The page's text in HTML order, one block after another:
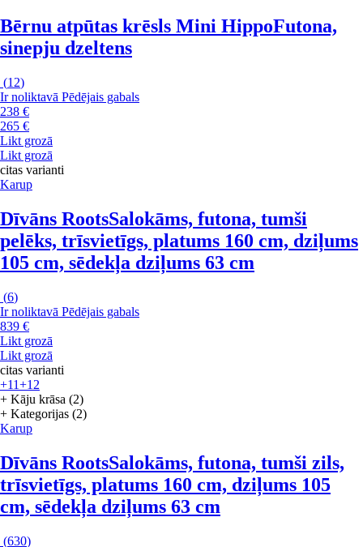
Bērnu atpūtas krēsls Mini HippoFutona,
sinepju dzeltens
(12)
Ir noliktavā Pēdējais gabals
238 €
265 €
Likt grozā
Likt grozā
citas varianti
Karup
Dīvāns RootsSalokāms, futona, tumši
pelēks, trīsvietīgs, platums 160 cm, dziļums
105 cm, sēdekļa dziļums 63 cm
(6)
Ir noliktavā Pēdējais gabals
839 €
Likt grozā
Likt grozā
citas varianti
+11+12
+ Kāju krāsa (2)
+ Kategorijas (2)
Karup
Dīvāns RootsSalokāms, futona, tumši zils,
trīsvietīgs, platums 160 cm, dziļums 105
cm, sēdekļa dziļums 63 cm
(630)